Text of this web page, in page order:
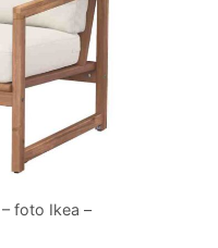
foto Ikea –